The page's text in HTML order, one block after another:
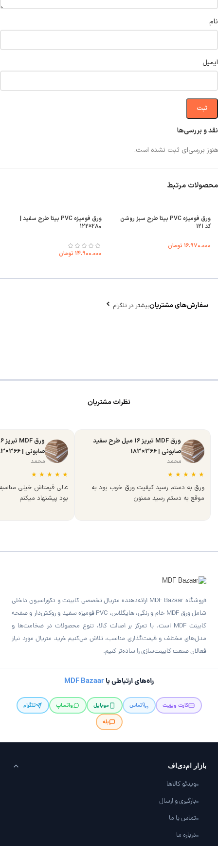
نقد و بررسی‌ها
هنوز بررسی‌ای ثبت نشده است.
نام
ایمیل
محصولات مرتبط
ورق فومیزه PVC بیتا طرح سبز روشن
کد ۱۲۱
۱۶.۹۷۰.۰۰۰ تومان
ورق فومیزه PVC بیتا طرح سفید |
۲۸۰×۱۲۲
۱۴.۹۰۰.۰۰۰ تومان
سفارش‌های مشتریانبیشتر در تلگرام
نظرات مشتریان
ورق MDF تبریز 16 میل طرح سفید
صابونی | 366×183
محمد
★
★
★
★
★
ورق به دستم رسید کیفیت ورق خوب بود به
موقع به دستم رسید ممنون
صابونی | 366×183
محمد
★
★
★
★
★
عالی قیمتاش خیلی
بود پیشنهاد میکنم
فروشگاه MDF Bazaar ارائه‌دهنده متریال تخصصی کابینت و دکوراسیون داخلی
شامل ورق MDF خام و رنگی، هایگلاس، PVC فومیزه سفید و روکش‌دار و صفحه
کابینت MDF است. با تمرکز بر اصالت کالا، تنوع محصولات در ضخامت‌ها و
مدل‌های مختلف و قیمت‌گذاری مناسب، تلاش می‌کنیم خرید متریال مورد نیاز
فعالان صنعت کابینت‌سازی را ساده‌تر کنیم.
راه‌های ارتباطی باMDF Bazaar
کارت ویزیت تماس موبایل واتساپ
تلگرام
بله
بازار ام‌دی‌اف
ویدئو کالاها
بارگیری و ارسال
تماس با ما
درباره ما